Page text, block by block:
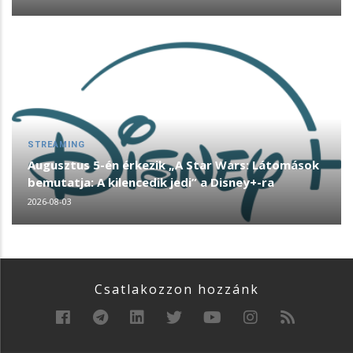
STREAMING
Augusztus 5-én érkezik „A Star Wars: Látomások
bemutatja: A kilencedik jedi” a Disney+-ra
2026-08-03
Csatlakozzon hozzánk